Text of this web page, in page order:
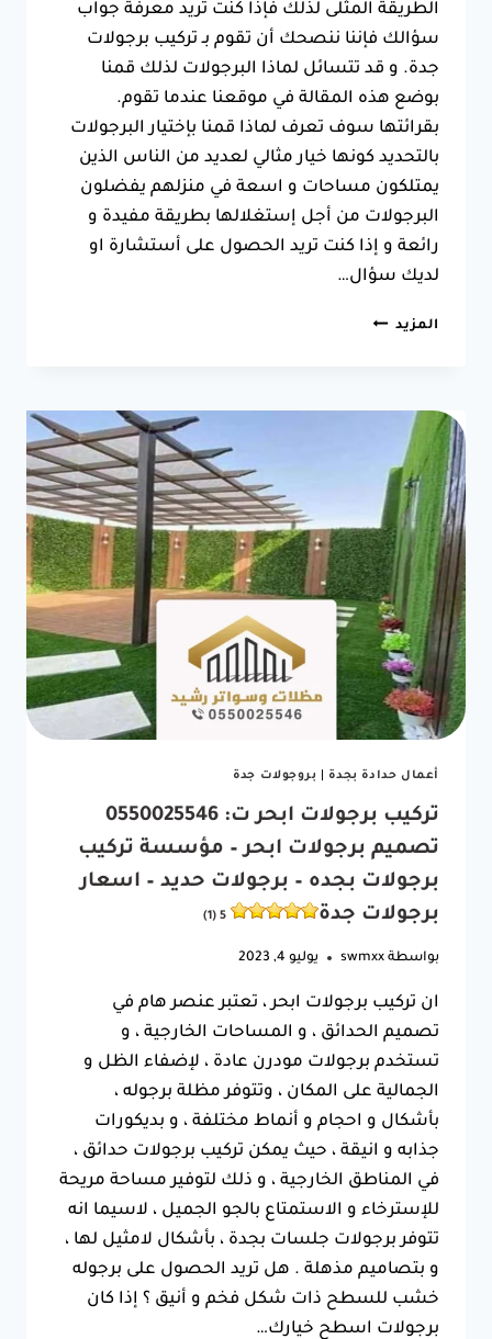
الطريقة المثلى لذلك فإذا كنت تريد معرفة جواب
سؤالك فإننا ننصحك أن تقوم بـ تركيب برجولات
جدة. و قد تتسائل لماذا البرجولات لذلك قمنا
بوضع هذه المقالة في موقعنا عندما تقوم.
بقرائتها سوف تعرف لماذا قمنا بإختيار البرجولات
بالتحديد كونها خيار مثالي لعديد من الناس الذين
يمتلكون مساحات و اسعة في منزلهم يفضلون
البرجولات من أجل إستغلالها بطريقة مفيدة و
رائعة و إذا كنت تريد الحصول على أستشارة او
لديك سؤال…
المزيد تركيب
0550025546
جدة
أعمال حدادة بجدة بروجولات جدة
تركيب برجولات ابحر ت: 0550025546
تصميم برجولات ابحر – مؤسسة تركيب
برجولات بجده – برجولات حديد – اسعار
برجولات جدة
5 (1)
بواسطة swmxx يوليو 4, 2023
ان تركيب برجولات ابحر ، تعتبر عنصر هام في
تصميم الحدائق ، و المساحات الخارجية ، و
تستخدم برجولات مودرن عادة ، لإضفاء الظل و
الجمالية على المكان ، وتتوفر مظلة برجوله ،
بأشكال و احجام و أنماط مختلفة ، و بديكورات
جذابه و انيقة ، حيث يمكن تركيب برجولات حدائق ،
في المناطق الخارجية ، و ذلك لتوفير مساحة مريحة
للإسترخاء و الاستمتاع بالجو الجميل ، لاسيما انه
تتوفر برجولات جلسات بجدة ، بأشكال لامثيل لها ،
و بتصاميم مذهلة . هل تريد الحصول على برجوله
خشب للسطح ذات شكل فخم و أنيق ؟ إذا كان
برجولات اسطح خيارك…